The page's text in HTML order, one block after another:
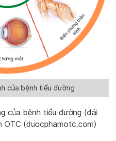
của bệnh tiểu đường
của bệnh tiểu đường (đái
OTC (duocphamotc.com)